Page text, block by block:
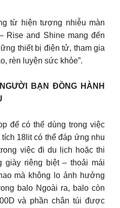
từ hiện tượng nhiễu màn
Rise and Shine mang đến
thiết bị điện tử, tham gia
rèn luyện sức khỏe”.
BẠN ĐỒNG HÀNH
để có thể dùng trong việc
18lit có thể đáp ứng nhu
việc đi du lịch hoặc thi
giày riêng biệt – thoải mái
mà không lo ảnh hưởng
balo Ngoài ra, balo còn
và phần chân túi được